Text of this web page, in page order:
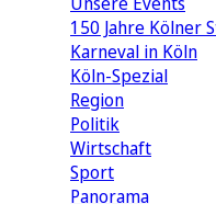
150 Jahre Kölner
Karneval in Köln
Köln-Spezial
Region
Politik
Wirtschaft
Sport
Panorama